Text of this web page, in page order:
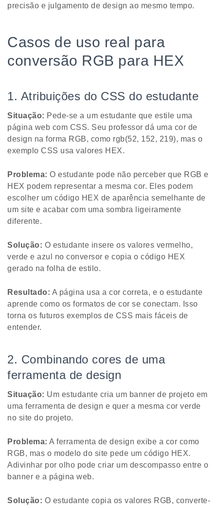
precisão e julgamento de design ao mesmo tempo.
Casos de uso real para
conversão RGB para HEX
1. Atribuições do CSS do estudante
Situação: Pede-se a um estudante que estile uma
página web com CSS. Seu professor dá uma cor de
design na forma RGB, como rgb(52, 152, 219), mas o
exemplo CSS usa valores HEX.
Problema: O estudante pode não perceber que RGB e
HEX podem representar a mesma cor. Eles podem
escolher um código HEX de aparência semelhante de
um site e acabar com uma sombra ligeiramente
diferente.
Solução: O estudante insere os valores vermelho,
verde e azul no conversor e copia o código HEX
gerado na folha de estilo.
Resultado: A página usa a cor correta, e o estudante
aprende como os formatos de cor se conectam. Isso
torna os futuros exemplos de CSS mais fáceis de
entender.
2. Combinando cores de uma
ferramenta de design
Situação: Um estudante cria um banner de projeto em
uma ferramenta de design e quer a mesma cor verde
no site do projeto.
Problema: A ferramenta de design exibe a cor como
RGB, mas o modelo do site pede um código HEX.
Adivinhar por olho pode criar um descompasso entre o
banner e a página web.
Solução: O estudante copia os valores RGB, converte-